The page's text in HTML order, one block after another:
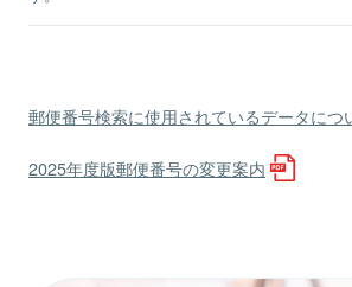
郵便番号検索に使用されているデータにつ
2025年度版郵便番号の変更案内